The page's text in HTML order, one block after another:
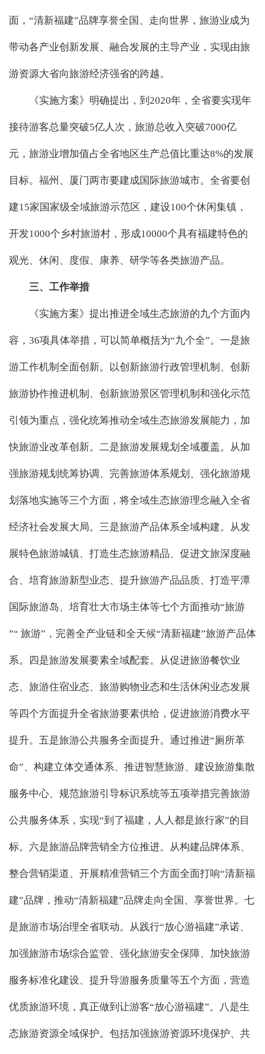
面，“清新福建”品牌享誉全国、走向世界，旅游业成为
带动各产业创新发展、融合发展的主导产业，实现由旅
游资源大省向旅游经济强省的跨越。
《实施方案》明确提出，到2020年，全省要实现年
接待游客总量突破5亿人次，旅游总收入突破7000亿
元，旅游业增加值占全省地区生产总值比重达8%的发展
目标。福州、厦门两市要建成国际旅游城市。全省要创
建15家国家级全域旅游示范区，建设100个休闲集镇，
开发1000个乡村旅游村，形成10000个具有福建特色的
观光、休闲、度假、康养、研学等各类旅游产品。
三、工作举措
《实施方案》提出推进全域生态旅游的九个方面内
容，36项具体举措，可以简单概括为“九个全”。一是旅
游工作机制全面创新。以创新旅游行政管理机制、创新
旅游协作推进机制、创新旅游景区管理机制和强化示范
引领为重点，强化统筹推动全域生态旅游发展能力，加
快旅游业改革创新。二是旅游发展规划全域覆盖。从加
强旅游规划统筹协调、完善旅游体系规划、强化旅游规
划落地实施等三个方面，将全域生态旅游理念融入全省
经济社会发展大局。三是旅游产品体系全域构建。从发
展特色旅游城镇、打造生态旅游精品、促进文旅深度融
合、培育旅游新型业态、提升旅游产品品质、打造平潭
国际旅游岛、培育壮大市场主体等七个方面推动“旅游
”“ 旅游”，完善全产业链和全天候“清新福建”旅游产品体
系。四是旅游发展要素全域配套。从促进旅游餐饮业
态、旅游住宿业态、旅游购物业态和生活休闲业态发展
等四个方面提升全省旅游要素供给，促进旅游消费水平
提升。五是旅游公共服务全面提升。通过推进“厕所革
命”、构建立体交通体系、推进智慧旅游、建设旅游集散
服务中心、规范旅游引导标识系统等五项举措完善旅游
公共服务体系，实现“到了福建，人人都是旅行家”的目
标。六是旅游品牌营销全方位推进。从构建品牌体系、
整合营销渠道、开展精准营销三个方面全面打响“清新福
建”品牌，推动“清新福建”品牌走向全国、享誉世界。七
是旅游市场治理全省联动。从践行“放心游福建”承诺、
加强旅游市场综合监管、强化旅游安全保障、加快旅游
服务标准化建设、提升导游服务质量等五个方面，营造
优质旅游环境，真正做到让游客“放心游福建”。八是生
态旅游资源全域保护。包括加强旅游资源环境保护、共